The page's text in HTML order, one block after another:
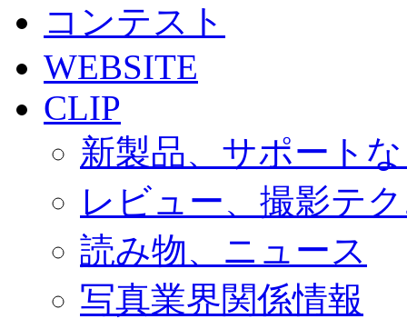
コンテスト
WEBSITE
CLIP
新製品、サポート
レビュー、撮影テ
読み物、ニュース
写真業界関係情報